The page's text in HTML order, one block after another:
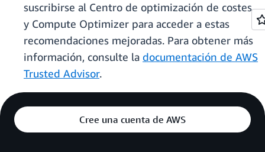
suscribirse al Centro de optimización de costes
y Compute Optimizer para acceder a estas
recomendaciones mejoradas. Para obtener más
información, consulte la documentación de AWS
Trusted Advisor.
Cree una cuenta de AWS